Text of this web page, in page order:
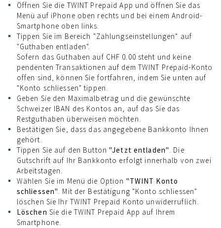
Öffnen Sie die TWINT Prepaid App und öffnen Sie das
Menü auf iPhone oben rechts und bei einem Android-
Smartphone oben links.
Tippen Sie im Bereich "Zahlungseinstellungen" auf
"Guthaben entladen".
Sofern das Guthaben auf CHF 0.00 steht und keine
pendenten Transaktionen auf dem TWINT Prepaid-Konto
offen sind, können Sie fortfahren, indem Sie unten auf
"Konto schliessen" tippen.
Geben Sie den Maximalbetrag und die gewünschte
Schweizer IBAN des Kontos an, auf das Sie das
Restguthaben überweisen möchten.
Bestätigen Sie, dass das angegebene Bankkonto Ihnen
gehört.
Tippen Sie auf den Button "Jetzt entladen". Die
Gutschrift auf Ihr Bankkonto erfolgt innerhalb von zwei
Arbeitstagen.
Wählen Sie im Menü die Option "TWINT Konto
schliessen". Mit der Bestätigung "Konto schliessen"
löschen Sie Ihr TWINT Prepaid Konto unwiderruflich.
Löschen Sie die TWINT Prepaid App auf Ihrem
Smartphone.